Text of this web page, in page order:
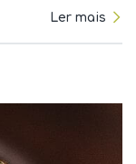
Ler mais